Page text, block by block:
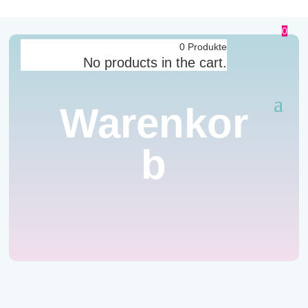
0
0 Produkte
No products in the cart.
Warenkor
b